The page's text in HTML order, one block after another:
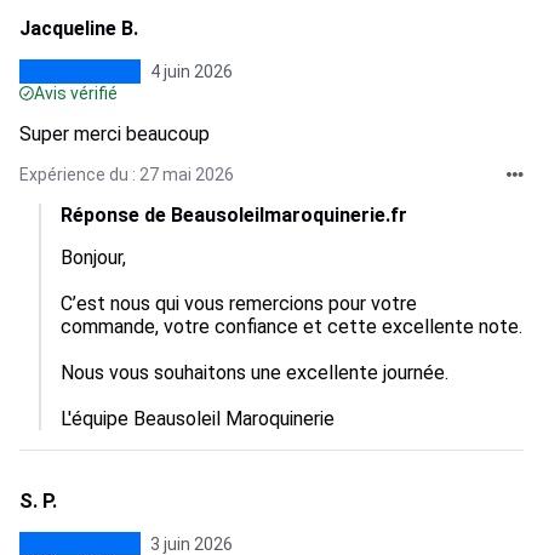
Jacqueline B.
4 juin 2026
Avis vérifié
Super merci beaucoup
Expérience du : 27 mai 2026
Réponse de Beausoleilmaroquinerie.fr
Bonjour,
C’est nous qui vous remercions pour votre
commande, votre confiance et cette excellente note.
Nous vous souhaitons une excellente journée.
L'équipe Beausoleil Maroquinerie
S. P.
3 juin 2026